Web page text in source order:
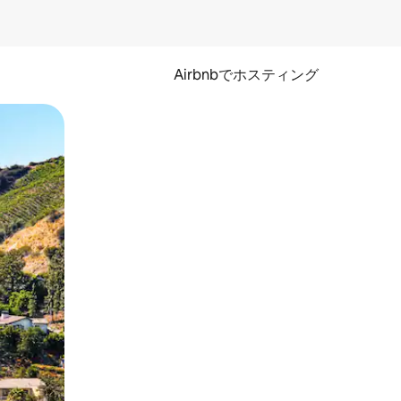
Airbnbでホスティング
できます。